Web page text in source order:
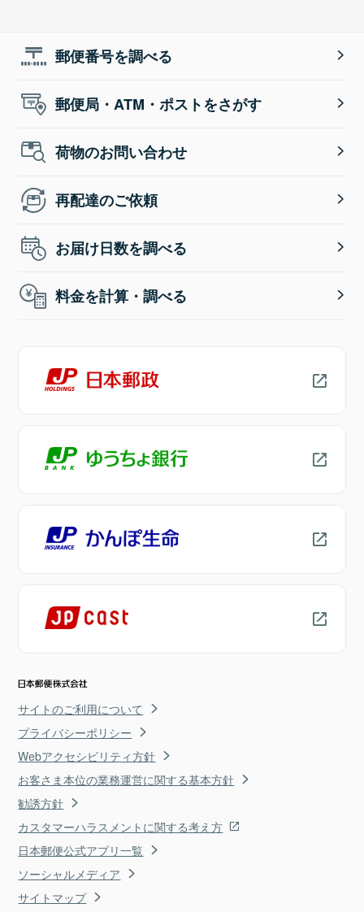
郵便番号を調べる
郵便局・ATM・ポストをさがす
荷物のお問い合わせ
再配達のご依頼
お届け日数を調べる
料金を計算・調べる
サイトのご利用について
プライバシーポリシー
Webアクセシビリティ方針
お客さま本位の業務運営に関する基本方針
勧誘方針
カスタマーハラスメントに関する考え方
日本郵便公式アプリ一覧
ソーシャルメディア
サイトマップ